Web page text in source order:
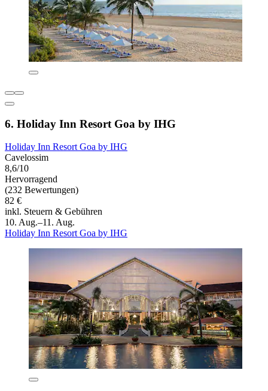
6. Holiday Inn Resort Goa by IHG
Holiday Inn Resort Goa by IHG
Cavelossim
8,6/10
Hervorragend
(232 Bewertungen)
82 €
inkl. Steuern & Gebühren
10. Aug.–11. Aug.
Holiday Inn Resort Goa by IHG